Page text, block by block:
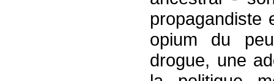
propagandiste
opium du
drogue, une